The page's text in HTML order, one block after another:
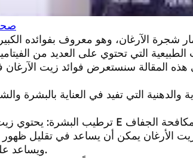
الآرغان، وهو معروف بفوائده
التي تحتوي على العديد من
المقالة سنستعرض فوائد زيت الآرغان
والدهنية التي تفيد في العناية بالبشرة
ويساعد على تحسين مرونة البشرة.